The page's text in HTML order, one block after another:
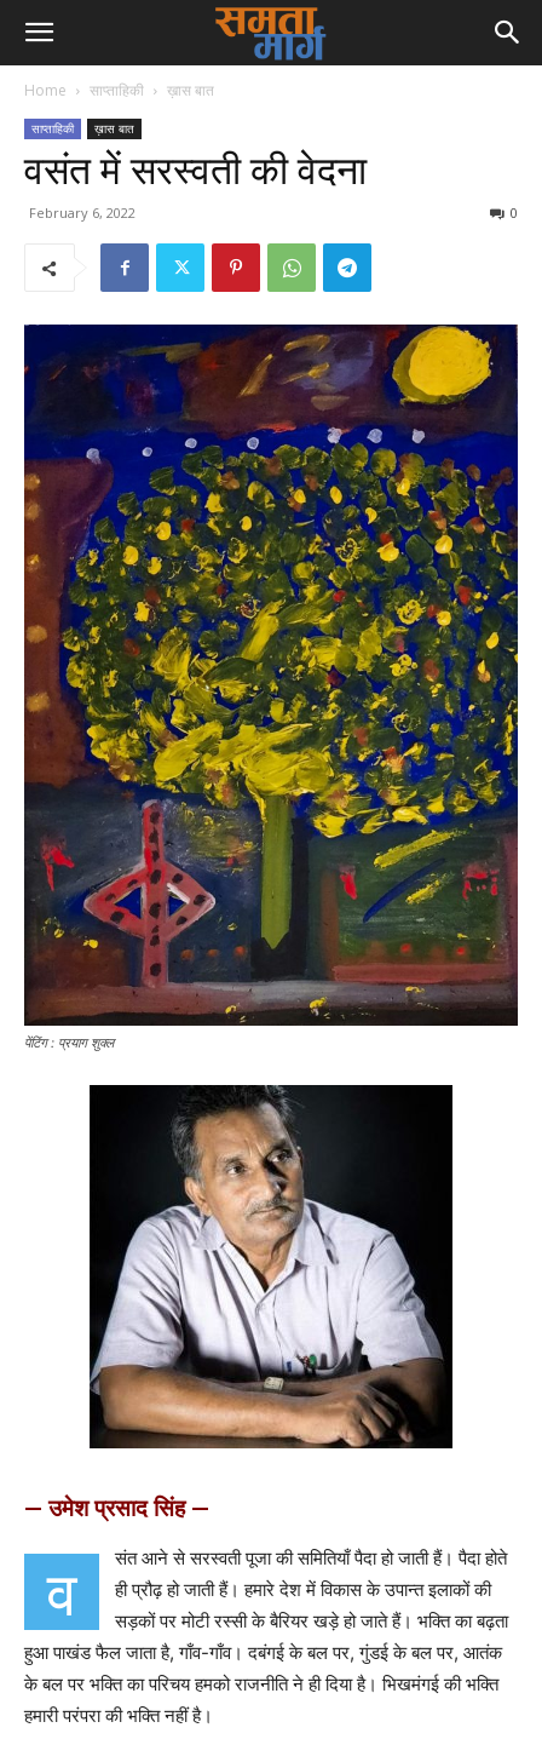
Home साप्ताहिकी ख़ास बात
साप्ताहिकी ख़ास बात
वसंत में सरस्वती की वेदना
February 6, 2022 0
पेंटिंग : प्रयाग शुक्ल
— उमेश प्रसाद सिंह —
व
संत आने से सरस्वती पूजा की समितियाँ पैदा हो जाती हैं। पैदा होते
ही प्रौढ़ हो जाती हैं। हमारे देश में विकास के उपान्त इलाकों की
सड़कों पर मोटी रस्सी के बैरियर खड़े हो जाते हैं। भक्ति का बढ़ता
हुआ पाखंड फैल जाता है, गाँव-गाँव। दबंगई के बल पर, गुंडई के बल पर, आतंक
के बल पर भक्ति का परिचय हमको राजनीति ने ही दिया है। भिखमंगई की भक्ति
हमारी परंपरा की भक्ति नहीं है।